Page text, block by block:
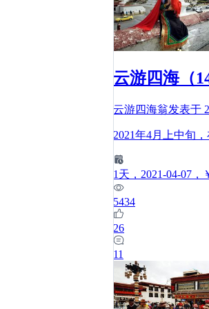
云游四海（
云游四海翁发表于
2021年4月上中旬
1 天 ，2021-04-07 ，
5434
26
11